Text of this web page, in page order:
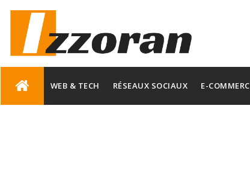
WEB & TECH RÉSEAUX SOCIAUX E-